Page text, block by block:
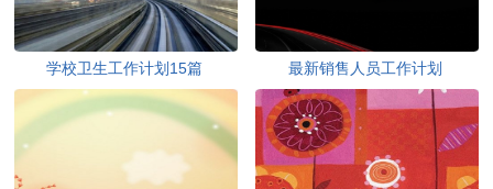
学校卫生工作计划15篇 最新销售人员工作计划